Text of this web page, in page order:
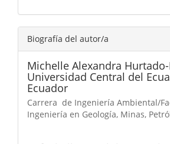
Biografía del autor/a
Michelle Alexandra
Universidad Central del
Ecuador
Carrera de Ingeniería Ambiental/
Ingeniería en Geología, Minas,